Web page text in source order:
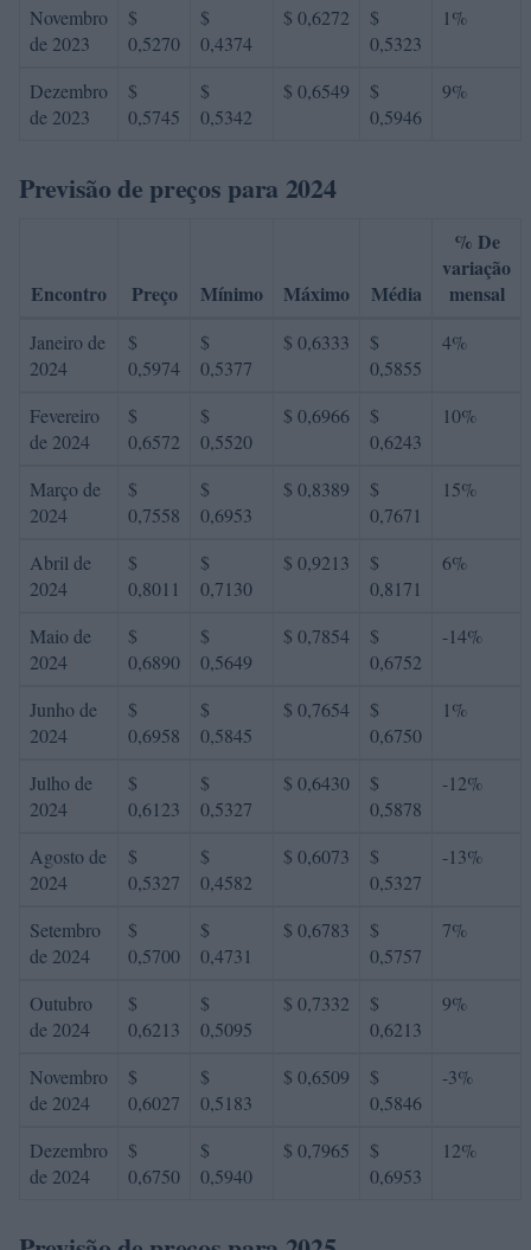
Novembro
de 2023
$
0,5270
$
0,4374
$ 0,6272
$
0,5323
1%
Dezembro
de 2023
$
0,5745
$
0,5342
$ 0,6549
$
0,5946
9%
Previsão de preços para 2024
Encontro Preço Mínimo Máximo Média
% De
variação
mensal
Janeiro de
2024
$
0,5974
$
0,5377
$ 0,6333
$
0,5855
4%
Fevereiro
de 2024
$
0,6572
$
0,5520
$ 0,6966
$
0,6243
10%
Março de
2024
$
0,7558
$
0,6953
$ 0,8389
$
0,7671
15%
Abril de
2024
$
0,8011
$
0,7130
$ 0,9213
$
0,8171
6%
Maio de
2024
$
0,6890
$
0,5649
$ 0,7854
$
0,6752
-14%
Junho de
2024
$
0,6958
$
0,5845
$ 0,7654
$
0,6750
1%
Julho de
2024
$
0,6123
$
0,5327
$ 0,6430
$
0,5878
-12%
Agosto de
2024
$
0,5327
$
0,4582
$ 0,6073
$
0,5327
-13%
Setembro
de 2024
$
0,5700
$
0,4731
$ 0,6783
$
0,5757
7%
Outubro
de 2024
$
0,6213
$
0,5095
$ 0,7332
$
0,6213
9%
Novembro
de 2024
$
0,6027
$
0,5183
$ 0,6509
$
0,5846
-3%
Dezembro
de 2024
$
0,6750
$
0,5940
$ 0,7965
$
0,6953
12%